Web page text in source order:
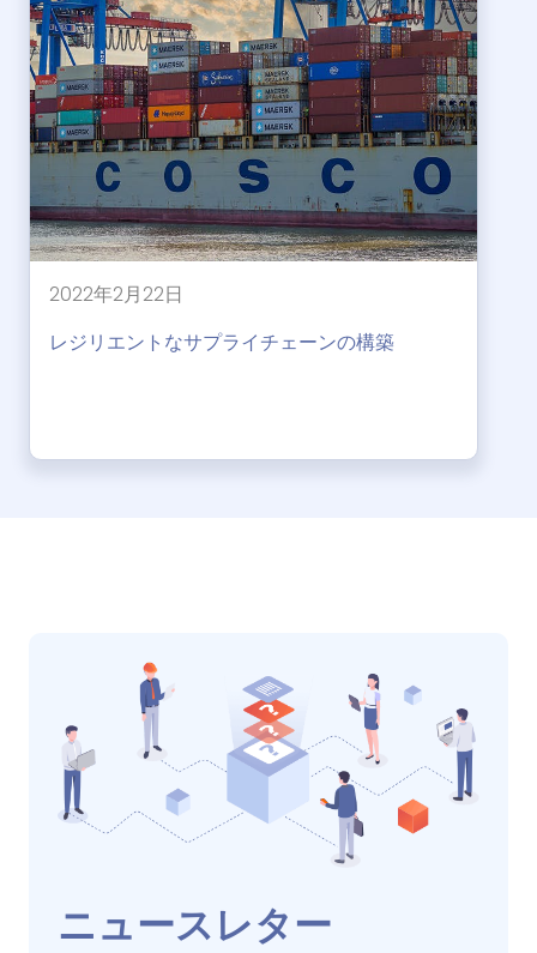
2022年2月22日
レジリエントなサプライチェーンの構築
ニュースレター